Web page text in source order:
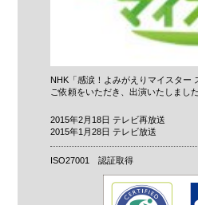
NHK「感涙！よみがえりマイスター
ご依頼をいただき、出演いたしました
2015年2月18日 テレビ再放送
2015年1月28日 テレビ放送
ISO27001 認証取得